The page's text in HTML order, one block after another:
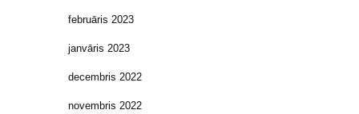
februāris 2023
janvāris 2023
decembris 2022
novembris 2022